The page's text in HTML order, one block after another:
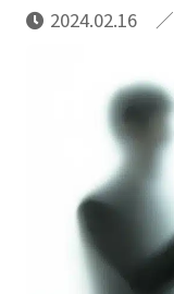
2024.02.16